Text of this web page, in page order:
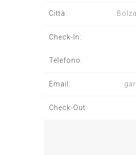
Città:
Check-In:
Telefono:
Email:
Check-Out: